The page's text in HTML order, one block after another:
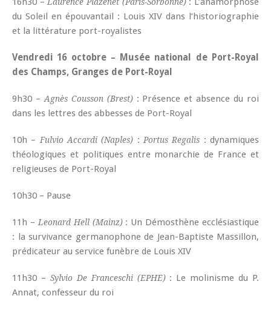
du Soleil en épouvantail : Louis XIV dans l’historiographie
et la littérature port-royalistes
Vendredi 16 octobre – Musée national de Port-Royal
des Champs, Granges de Port-Royal
9h30 –Agnès Cousson (Brest): Présence et absence du roi
dans les lettres des abbesses de Port-Royal
10h –Fulvio Accardi (Naples) :Portus Regalis : dynamiques
théologiques et politiques entre monarchie de France et
religieuses de Port-Royal
10h30 – Pause
11h – Leonard Hell (Mainz): Un Démosthène ecclésiastique
: la survivance germanophone de Jean-Baptiste Massillon,
prédicateur au service funèbre de Louis XIV
11h30 – Sylvio De Franceschi (EPHE): Le molinisme du P.
Annat, confesseur du roi